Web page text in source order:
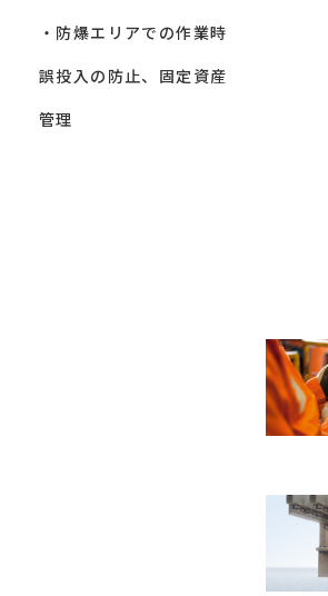
・防爆エリアでの作業時
誤投入の防止、固定資産
管理